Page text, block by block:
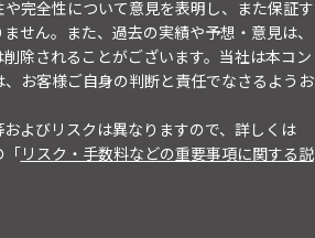
完全性について意見を表明し、また保証す
せん。また、過去の実績や予想・意見は、
除されることがございます。当社は本コン
お客様ご自身の判断と責任でなさるようお
よびリスクは異なりますので、詳しくは
「リスク・手数料などの重要事項に関する説